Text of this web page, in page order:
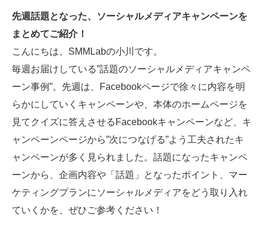
サービス資料
SMMLabについて
先週話題となった、ソーシャルメディアキャンペーンを
まとめてご紹介！
こんにちは、SMMLabの小川です。
毎週お届けしている”話題のソーシャルメディアキャンペ
ーン事例”。先週は、Facebookページで徐々に内容を明
らかにしていくキャンペーンや、本体のホームページを
見てクイズに答えさせるFacebookキャンペーンなど、キ
ャンペーンページから”次につなげる”よう工夫されたキ
ャンペーンが多く見られました。話題になったキャンペ
ーンから、企画内容や「話題」となったポイント、マー
ケティングプランにソーシャルメディアをどう取り入れ
ていくかを、ぜひご参考ください！